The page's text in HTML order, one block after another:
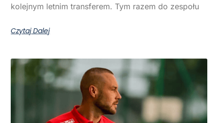
kolejnym letnim transferem. Tym razem do zespołu
Czytaj Dalej